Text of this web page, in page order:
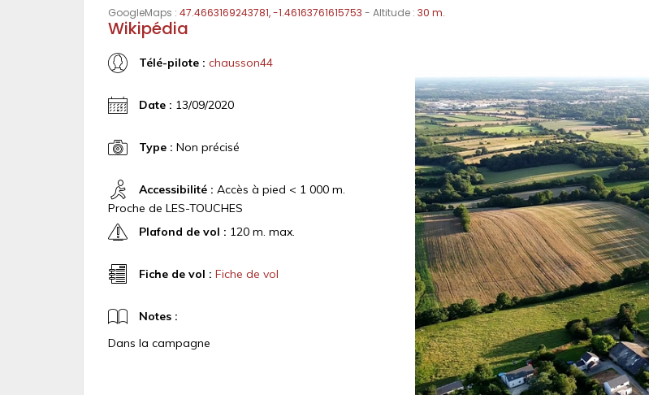
GoogleMaps : 47.4663169243781, -1.46163761615753 - Altitude : 30 m.
Wikipédia
Télé-pilote : chausson44
Date : 13/09/2020
Type : Non précisé
Accessibilité : Accès à pied < 1 000 m.
Proche de LES-TOUCHES
Plafond de vol : 120 m. max.
Fiche de vol : Fiche de vol
Notes :
Dans la campagne